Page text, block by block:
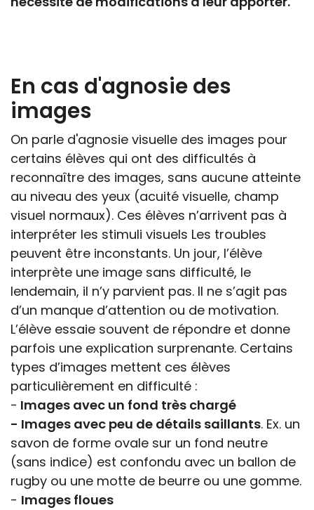
En cas d'agnosie des
images
On parle d'agnosie visuelle des images pour
certains élèves qui ont des difficultés à
reconnaître des images, sans aucune atteinte
au niveau des yeux (acuité visuelle, champ
visuel normaux). Ces élèves n’arrivent pas à
interpréter les stimuli visuels Les troubles
peuvent être inconstants. Un jour, l’élève
interprète une image sans difficulté, le
lendemain, il n’y parvient pas. Il ne s’agit pas
d’un manque d’attention ou de motivation.
L’élève essaie souvent de répondre et donne
parfois une explication surprenante. Certains
types d’images mettent ces élèves
particulièrement en difficulté :
- Images avec un fond très chargé
- Images avec peu de détails saillants. Ex. un
savon de forme ovale sur un fond neutre
(sans indice) est confondu avec un ballon de
rugby ou une motte de beurre ou une gomme.
- Images floues